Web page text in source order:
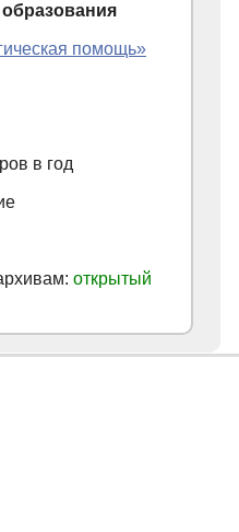
помощь»
в год
открытый